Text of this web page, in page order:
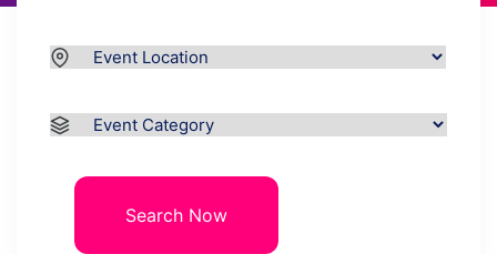
Search Now